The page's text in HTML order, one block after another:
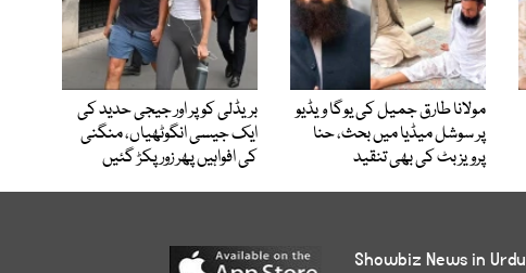
مولانا طارق جمیل کی یوگا ویڈیو
پر سوشل میڈیا میں بحث، حنا
پرویز بٹ کی بھی تنقید
بریڈلی کوپر اور جیجی حدید کی
ایک جیسی انگوٹھیاں، منگنی
کی افواہیں پھر زور پکڑ گئیں
Showbiz News in Urdu